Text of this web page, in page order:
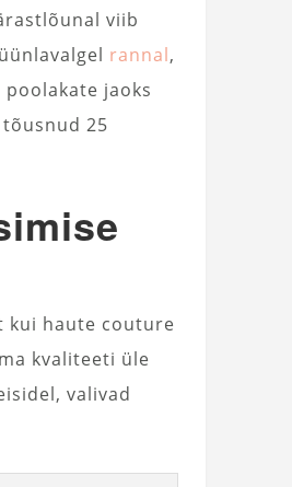
viib
rannal,
jaoks
25
kui haute couture
kvaliteeti üle
valivad